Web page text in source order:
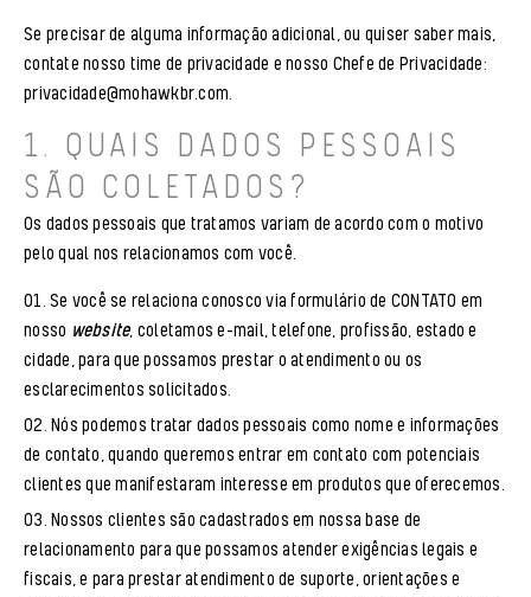
Se precisar de alguma informação adicional, ou quiser saber mais,
contate nosso time de privacidade e nosso Chefe de Privacidade:
privacidade@mohawkbr.com.
1. QUAIS DADOS PESSOAIS
SÃO COLETADOS?
Os dados pessoais que tratamos variam de acordo com o motivo
pelo qual nos relacionamos com você.
Se você se relaciona conosco via formulário de CONTATO em
nosso website, coletamos e-mail, telefone, profissão, estado e
cidade, para que possamos prestar o atendimento ou os
esclarecimentos solicitados.
Nós podemos tratar dados pessoais como nome e informações
de contato, quando queremos entrar em contato com potenciais
clientes que manifestaram interesse em produtos que oferecemos.
Nossos clientes são cadastrados em nossa base de
relacionamento para que possamos atender exigências legais e
fiscais, e para prestar atendimento de suporte, orientações e